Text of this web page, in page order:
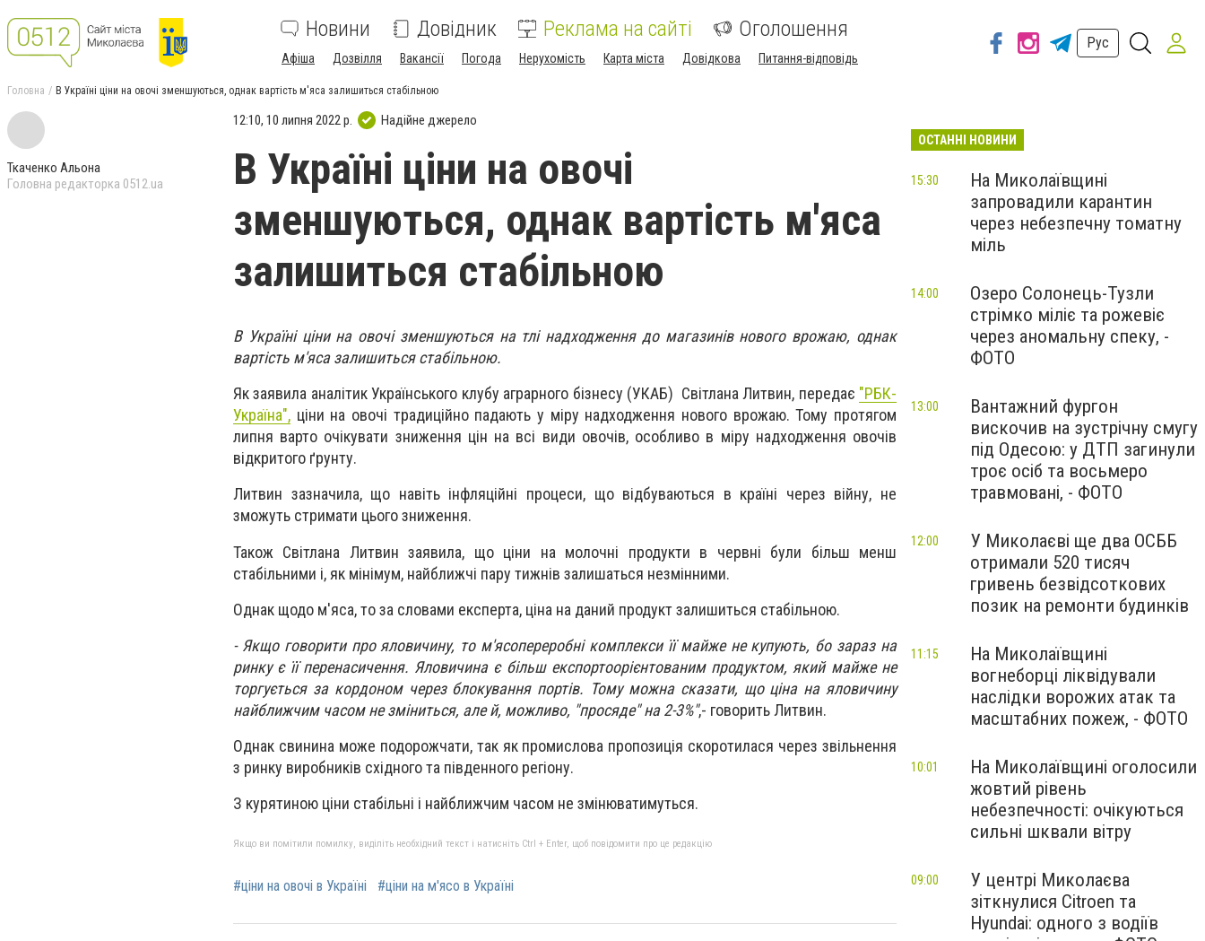
Новини Довідник Реклама на сайті Оголошення
Афіша Дозвілля Вакансії Погода Нерухомість Карта міста Довідкова Питання-відповідь
Рус
Головна В Україні ціни на овочі зменшуються, однак вартість м'яса залишиться стабільною
Ткаченко Альона
Головна редакторка 0512.ua
12:10, 10 липня 2022 р. Надійне джерело
В Україні ціни на овочі
зменшуються, однак вартість м'яса
залишиться стабільною
В Україні ціни на овочі зменшуються на тлі надходження до магазинів нового врожаю, однак
вартість м'яса залишиться стабільною.
Як заявила аналітик Українського клубу аграрного бізнесу (УКАБ) Світлана Литвин, передає "РБК-
Україна", ціни на овочі традиційно падають у міру надходження нового врожаю. Тому протягом
липня варто очікувати зниження цін на всі види овочів, особливо в міру надходження овочів
відкритого ґрунту.
Литвин зазначила, що навіть інфляційні процеси, що відбуваються в країні через війну, не
зможуть стримати цього зниження.
Також Світлана Литвин заявила, що ціни на молочні продукти в червні були більш менш
стабільними і, як мінімум, найближчі пару тижнів залишаться незмінними.
Однак щодо м'яса, то за словами експерта, ціна на даний продукт залишиться стабільною.
- Якщо говорити про яловичину, то м'ясопереробні комплекси її майже не купують, бо зараз на
ринку є її перенасичення. Яловичина є більш експортоорієнтованим продуктом, який майже не
торгується за кордоном через блокування портів. Тому можна сказати, що ціна на яловичину
найближчим часом не зміниться, але й, можливо, "просяде" на 2-3%",- говорить Литвин.
Однак свинина може подорожчати, так як промислова пропозиція скоротилася через звільнення
з ринку виробників східного та південного регіону.
З курятиною ціни стабільні і найближчим часом не змінюватимуться.
Якщо ви помітили помилку, виділіть необхідний текст і натисніть Ctrl + Enter, щоб повідомити про це редакцію
#ціни на овочі в Україні #ціни на м'ясо в Україні
ОСТАННІ НОВИНИ
На Миколаївщині
запровадили карантин
через небезпечну томатну
міль
15:30
Озеро Солонець-Тузли
стрімко міліє та рожевіє
через аномальну спеку, -
ФОТО
14:00
Вантажний фургон
вискочив на зустрічну смугу
під Одесою: у ДТП загинули
троє осіб та восьмеро
травмовані, - ФОТО
13:00
У Миколаєві ще два ОСББ
отримали 520 тисяч
гривень безвідсоткових
позик на ремонти будинків
12:00
На Миколаївщині
вогнеборці ліквідували
наслідки ворожих атак та
масштабних пожеж, - ФОТО
11:15
На Миколаївщині оголосили
жовтий рівень
небезпечності: очікуються
сильні шквали вітру
10:01
У центрі Миколаєва
зіткнулися Citroen та
Hyundai: одного з водіїв
09:00